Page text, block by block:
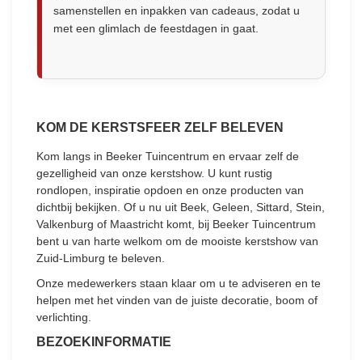
samenstellen en inpakken van cadeaus, zodat u
met een glimlach de feestdagen in gaat.
KOM DE KERSTSFEER ZELF BELEVEN
Kom langs in Beeker Tuincentrum en ervaar zelf de
gezelligheid van onze kerstshow. U kunt rustig
rondlopen, inspiratie opdoen en onze producten van
dichtbij bekijken. Of u nu uit Beek, Geleen, Sittard, Stein,
Valkenburg of Maastricht komt, bij Beeker Tuincentrum
bent u van harte welkom om de mooiste kerstshow van
Zuid-Limburg te beleven.
Onze medewerkers staan klaar om u te adviseren en te
helpen met het vinden van de juiste decoratie, boom of
verlichting.
BEZOEKINFORMATIE